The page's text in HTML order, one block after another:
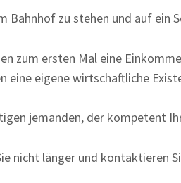
Bahnhof zu stehen und auf ein
zum ersten Mal eine
eine eigene wirtschaftliche
jemanden, der kompetent
nicht länger und kontaktieren